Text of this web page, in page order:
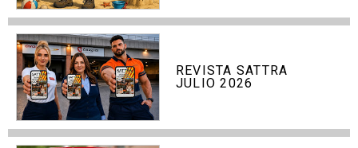
REVISTA SATTRA
JULIO 2026